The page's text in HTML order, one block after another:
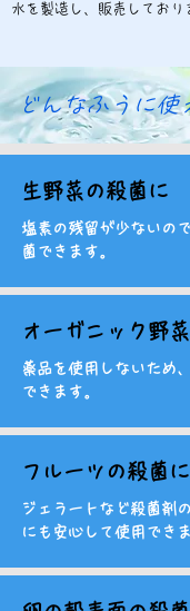
水を製造し、販売しており
どんなふうに使
​生野菜の殺菌に
塩素の残留が少ないの
菌できます。
オーガニック野
薬品を使用しないため
できます。
​フルーツの殺菌に
ジェラートなど殺菌剤
にも安心して使用できま